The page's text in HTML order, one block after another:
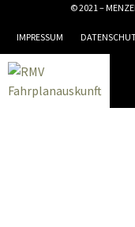
© 2021 –
IMPRESSUM